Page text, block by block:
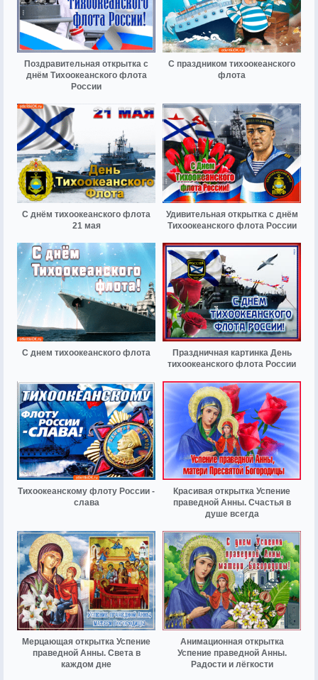
Поздравительная открытка с
днём Тихоокеанского флота
России
С праздником тихоокеанского
флота
С днём тихоокеанского флота
21 мая
Удивительная открытка с днём
Тихоокеанского флота России
С днем тихоокеанского флота
Праздничная картинка День
тихоокеанского флота России
Тихоокеанскому флоту России -
слава
Красивая открытка Успение
праведной Анны. Счастья в
душе всегда
Мерцающая открытка Успение
праведной Анны. Света в
каждом дне
Анимационная открытка
Успение праведной Анны.
Радости и лёгкости